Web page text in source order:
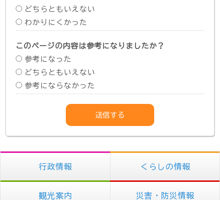
どちらともいえない
わかりにくかった
このページの内容は参考になりましたか？
参考になった
どちらともいえない
参考にならなかった
行政情報 くらしの情報
観光案内 災害・防災情報